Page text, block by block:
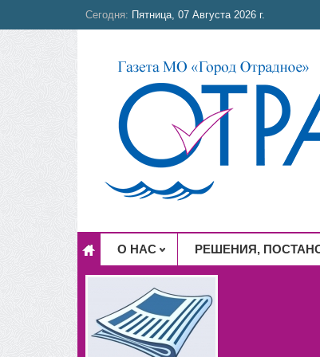
Сегодня: Пятница, 07 Августа 2026 г.
О НАС РЕШЕНИЯ,